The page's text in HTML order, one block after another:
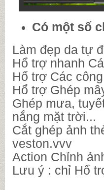
Có một số
Làm đẹp da tự
Hổ trợ nhanh
Hổ trợ Các
Hổ trợ Ghép
Ghép mưa,
nắng mặt trời...
Cắt ghép ảnh
veston.vvv
Action Chỉnh
Lưu ý : chỉ Hổ